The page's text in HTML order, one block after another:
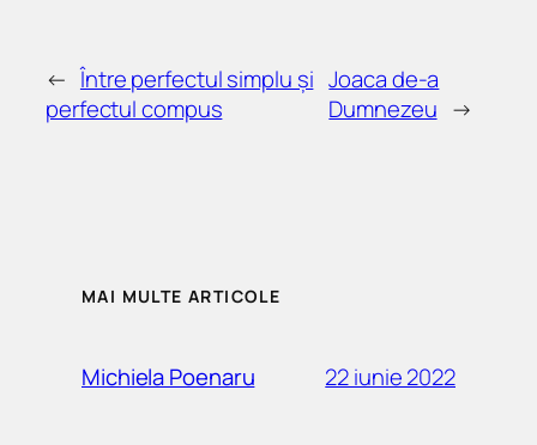
← Între perfectul simplu și
perfectul compus
Joaca de-a
Dumnezeu →
MAI MULTE ARTICOLE
Michiela Poenaru 22 iunie 2022